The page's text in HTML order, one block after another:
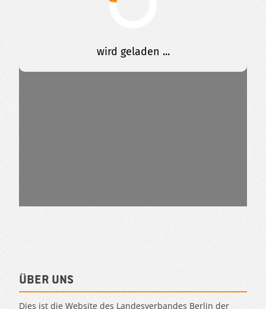
Über uns
Dies ist die Website des Landesverbandes Berlin der